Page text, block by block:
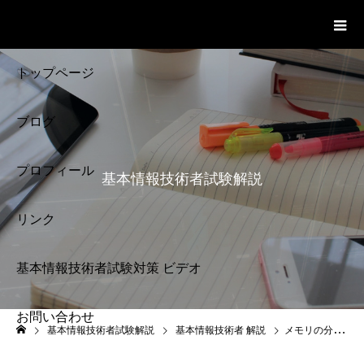
トップページ
ブログ
プロフィール
リンク
基本情報技術者試験対策 ビデオ
お問い合わせ
基本情報技術者試験
基本情報技術者試験解説
基本情報技術者試験解説 基本情報技術者 解説 メモリの分類 基本情報技術者試験